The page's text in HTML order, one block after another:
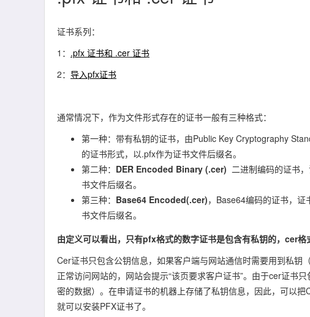
证书系列：
1： .pfx 证书和 .cer 证书
2： 导入pfx证书
通常情况下，作为文件形式存在的证书一般有三种格式：
第一种：带有私钥的证书，由Public Key Cryptography
的证书形式，以.pfx作为证书文件后缀名。
第二种： DER Encoded Binary (.cer) 二进制编码的证书
书文件后缀名。
第三种： Base64 Encoded(.cer)，Base64编码的证书，
书文件后缀名。
由定义可以看出，只有pfx格式的数字证书是包含有私钥的，cer格
Cer证书只包含公钥信息，如果客户端与网站通信时需要用到私
正常访问网站的，网站会提示“该页要求客户证书”。由于cer证书
密的数据）。在申请证书的机器上存储了私钥信息，因此，可以
就可以安装PFX证书了。